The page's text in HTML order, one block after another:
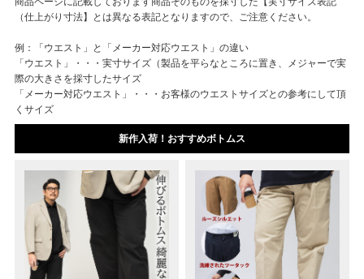
（仕上がり寸法】とは異なる表記となりますので、ご注意ください。
例：「ウエスト」と「メーカー対応ウエスト」の違い
「ウエスト」・・・実寸サイズ（製品を平らなところに置き、メジャーで実
際の大きさを採寸したサイズ
「メーカー対応ウエスト」・・・お客様のウエストサイズとの参考にして頂
くサイズ
新作入荷！おすすめボトムス